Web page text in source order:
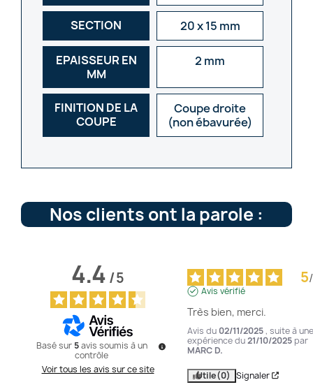
SECTION 20 x 15 mm
EPAISSEUR EN
MM
2 mm
FINITION DE LA
COUPE
Coupe droite
(non ébavurée)
Nos clients ont la parole :
4.4/5
Basé sur 5 avis soumis à un
contrôle
Voir tous les avis sur ce site
5/
Avis vérifié
Très bien, merci.
Avis du 02/11/2025, suite à une
expérience du21/10/2025 par
MARC D.
Utile(0) Signaler